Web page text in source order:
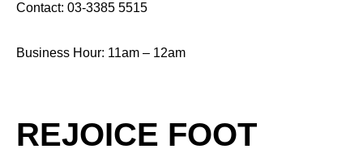
Contact: 03-3385 5515
Business Hour: 11am – 12am
REJOICE FOOT